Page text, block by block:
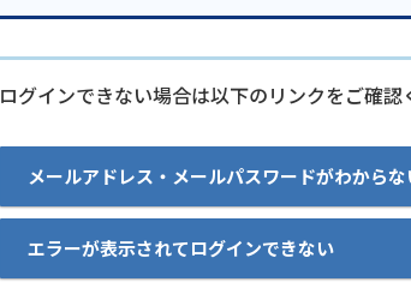
ログインできない場合は以下のリンクをご確認
メールアドレス・メールパスワードがわからな
エラーが表示されてログインできない